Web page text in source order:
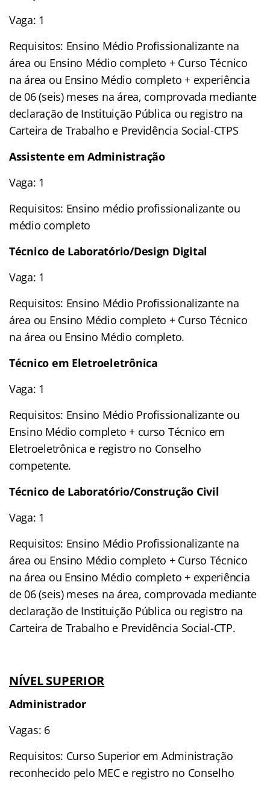
Vaga: 1
Requisitos: Ensino Médio Profissionalizante na
área ou Ensino Médio completo + Curso Técnico
na área ou Ensino Médio completo + experiência
de 06 (seis) meses na área, comprovada mediante
declaração de Instituição Pública ou registro na
Carteira de Trabalho e Previdência Social-CTPS
Assistente em Administração
Vaga: 1
Requisitos: Ensino médio profissionalizante ou
médio completo
Técnico de Laboratório/Design Digital
Vaga: 1
Requisitos: Ensino Médio Profissionalizante na
área ou Ensino Médio completo + Curso Técnico
na área ou Ensino Médio completo.
Técnico em Eletroeletrônica
Vaga: 1
Requisitos: Ensino Médio Profissionalizante ou
Ensino Médio completo + curso Técnico em
Eletroeletrônica e registro no Conselho
competente.
Técnico de Laboratório/Construção Civil
Vaga: 1
Requisitos: Ensino Médio Profissionalizante na
área ou Ensino Médio completo + Curso Técnico
na área ou Ensino Médio completo + experiência
de 06 (seis) meses na área, comprovada mediante
declaração de Instituição Pública ou registro na
Carteira de Trabalho e Previdência Social-CTP.
NÍVEL SUPERIOR
Administrador
Vagas: 6
Requisitos: Curso Superior em Administração
reconhecido pelo MEC e registro no Conselho